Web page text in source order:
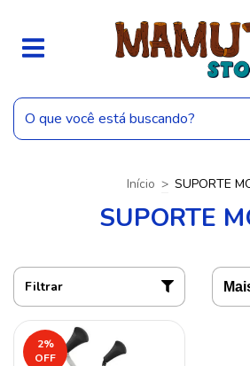
Início > SUPORTE
SUPORTE
Filtrar
2%
OFF